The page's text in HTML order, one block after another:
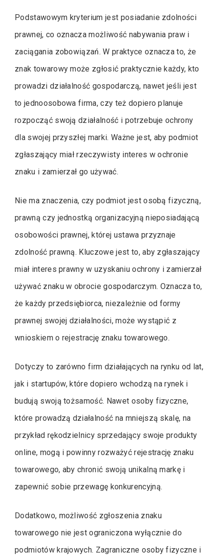
Podstawowym kryterium jest posiadanie zdolności
prawnej, co oznacza możliwość nabywania praw i
zaciągania zobowiązań. W praktyce oznacza to, że
znak towarowy może zgłosić praktycznie każdy, kto
prowadzi działalność gospodarczą, nawet jeśli jest
to jednoosobowa firma, czy też dopiero planuje
rozpocząć swoją działalność i potrzebuje ochrony
dla swojej przyszłej marki. Ważne jest, aby podmiot
zgłaszający miał rzeczywisty interes w ochronie
znaku i zamierzał go używać.
Nie ma znaczenia, czy podmiot jest osobą fizyczną,
prawną czy jednostką organizacyjną nieposiadającą
osobowości prawnej, której ustawa przyznaje
zdolność prawną. Kluczowe jest to, aby zgłaszający
miał interes prawny w uzyskaniu ochrony i zamierzał
używać znaku w obrocie gospodarczym. Oznacza to,
że każdy przedsiębiorca, niezależnie od formy
prawnej swojej działalności, może wystąpić z
wnioskiem o rejestrację znaku towarowego.
Dotyczy to zarówno firm działających na rynku od lat,
jak i startupów, które dopiero wchodzą na rynek i
budują swoją tożsamość. Nawet osoby fizyczne,
które prowadzą działalność na mniejszą skalę, na
przykład rękodzielnicy sprzedający swoje produkty
online, mogą i powinny rozważyć rejestrację znaku
towarowego, aby chronić swoją unikalną markę i
zapewnić sobie przewagę konkurencyjną.
Dodatkowo, możliwość zgłoszenia znaku
towarowego nie jest ograniczona wyłącznie do
podmiotów krajowych. Zagraniczne osoby fizyczne i